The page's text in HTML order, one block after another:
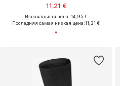
11,21 €
Изначальная цена: 14,95 €
Последняя самая низкая цена:11,21 €